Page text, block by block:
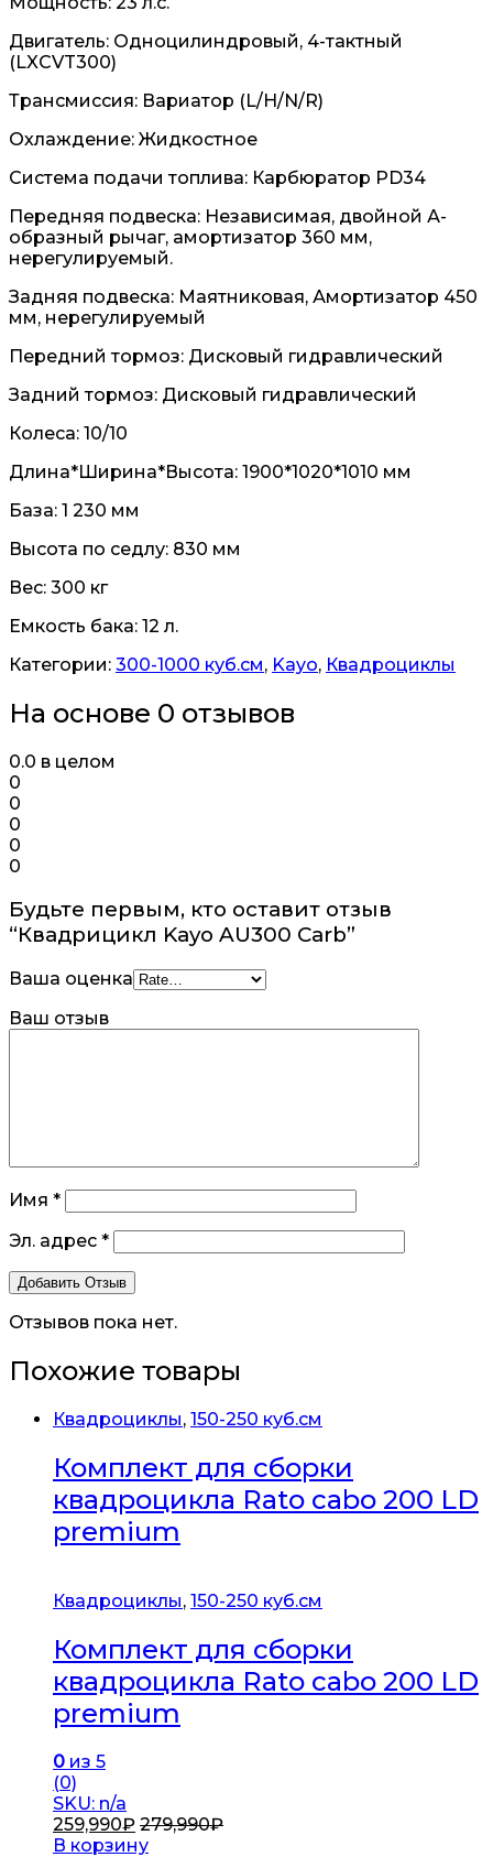
Двигатель: Одноцилиндровый, 4-тактный
(LXCVT300)
Трансмиссия: Вариатор (L/H/N/R)
Охлаждение: Жидкостное
Система подачи топлива: Карбюратор PD34
Передняя подвеска: Независимая, двойной А-
образный рычаг, амортизатор 360 мм,
нерегулируемый.
Задняя подвеска: Маятниковая, Амортизатор 450
мм, нерегулируемый
Передний тормоз: Дисковый гидравлический
Задний тормоз: Дисковый гидравлический
Колеса: 10/10
Длина*Ширина*Высота: 1900*1020*1010 мм
База: 1 230 мм
Высота по седлу: 830 мм
Вес: 300 кг
Емкость бака: 12 л.
Категории: 300-1000 куб.см, Kayo, Квадроциклы
На основе 0 отзывов
0.0 в целом
0
0
0
0
0
Будьте первым, кто оставит отзыв
“Квадрицикл Kayo AU300 Сarb”
Ваша оценка
Ваш отзыв
Имя *
Эл. адрес *
Отзывов пока нет.
Похожие товары
Квадроциклы, 150-250 куб.см
Комплект для сборки
квадроцикла Rato cabo 200 LD
premium
Квадроциклы, 150-250 куб.см
Комплект для сборки
квадроцикла Rato cabo 200 LD
premium
0 из 5
(0)
SKU: n/a
259,990₽ 279,990₽
В корзину